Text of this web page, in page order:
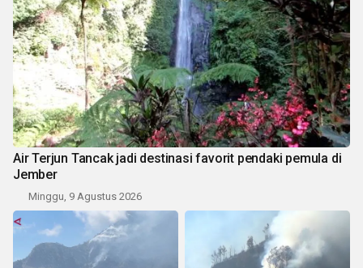
Air Terjun Tancak jadi destinasi favorit pendaki pemula di
Jember
Minggu, 9 Agustus 2026